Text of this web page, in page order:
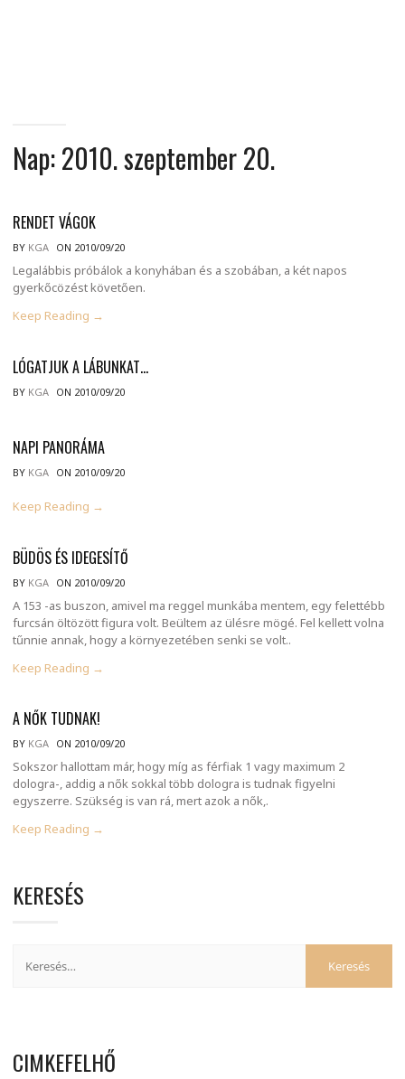
Nap:2010. szeptember 20.
RENDET VÁGOK
BY KGA ON 2010/09/20
Legalábbis próbálok a konyhában és a szobában, a két napos
gyerkőcözést követően.
Keep Reading →
LÓGATJUK A LÁBUNKAT…
BY KGA ON 2010/09/20
NAPI PANORÁMA
BY KGA ON 2010/09/20
Keep Reading →
BÜDÖS ÉS IDEGESÍTŐ
BY KGA ON 2010/09/20
A 153 -as buszon, amivel ma reggel munkába mentem, egy felettébb
furcsán öltözött figura volt. Beültem az ülésre mögé. Fel kellett volna
tűnnie annak, hogy a környezetében senki se volt..
Keep Reading →
A NŐK TUDNAK!
BY KGA ON 2010/09/20
Sokszor hallottam már, hogy míg as férfiak 1 vagy maximum 2
dologra-, addig a nők sokkal több dologra is tudnak figyelni
egyszerre. Szükség is van rá, mert azok a nők,.
Keep Reading →
KERESÉS
CIMKEFELHŐ